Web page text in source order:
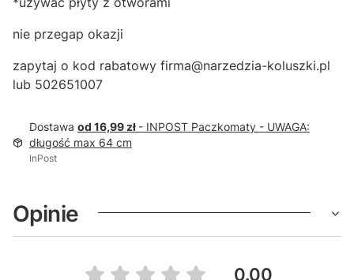
nie przegap okazji
zapytaj o kod rabatowy firma@narzedzia-koluszki.pl
lub 502651007
Dostawa od 16,99 zł - INPOST Paczkomaty - UWAGA:
długość max 64 cm
InPost
Opinie
0.00